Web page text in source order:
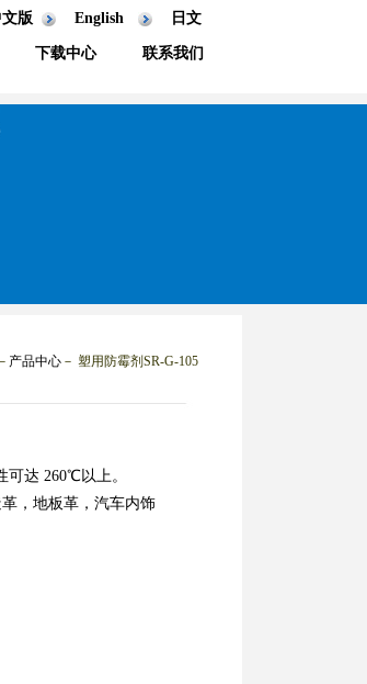
版 English 日文
下载中心 联系我们
产品中心－ 塑用防霉剂SR-G-105
达 260℃以上。
，地板革，汽车内饰